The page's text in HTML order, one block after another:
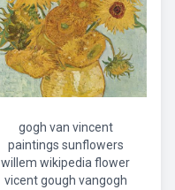
gogh van vincent
paintings sunflowers
willem wikipedia flower
vicent gough vangogh